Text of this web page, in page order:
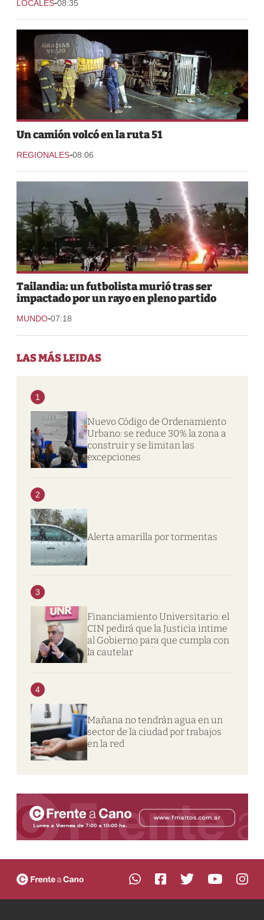
LOCALES-08:35
Un camión volcó en la ruta 51
REGIONALES-08:06
Tailandia: un futbolista murió tras ser
impactado por un rayo en pleno partido
MUNDO-07:18
LAS MÁS LEIDAS
1
Nuevo Código de Ordenamiento
Urbano: se reduce 30% la zona a
construir y se limitan las
excepciones
2
Alerta amarilla por tormentas
3
Financiamiento Universitario: el
CIN pedirá que la Justicia intime
al Gobierno para que cumpla con
la cautelar
4
Mañana no tendrán agua en un
sector de la ciudad por trabajos
en la red